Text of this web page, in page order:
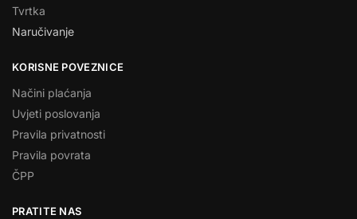
Tvrtka
Naručivanje
KORISNE POVEZNICE
Načini plaćanja
Uvjeti poslovanja
Pravila privatnosti
Pravila povrata
ČPP
PRATITE NAS